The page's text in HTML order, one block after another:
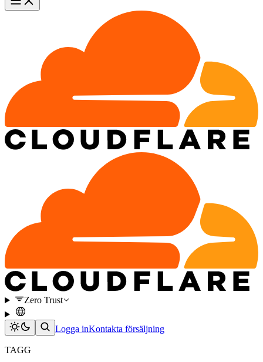
Zero Trust
Logga inKontakta försäljning
TAGG